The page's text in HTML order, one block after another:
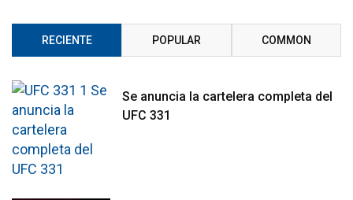
RECIENTE POPULAR COMMON
Se anuncia la cartelera completa del
UFC 331